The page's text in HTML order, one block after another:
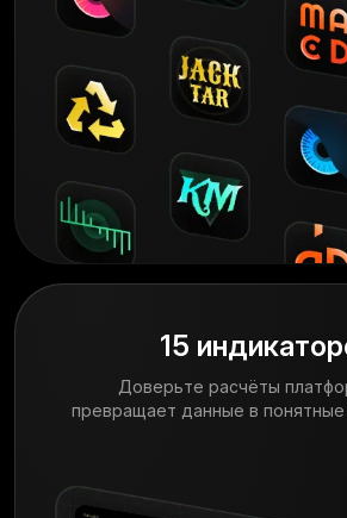
15
Доверьте расчёты
превращает данные в понятные